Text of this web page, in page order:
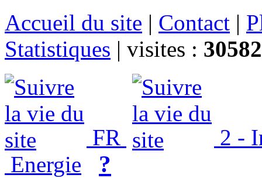
Accueil du site | Contact |
Statistiques | visites :
FR
2 -
Energie
?